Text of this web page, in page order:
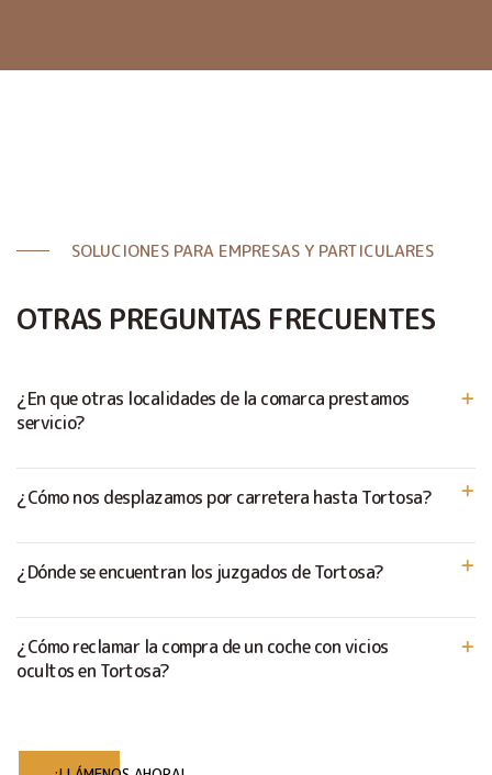
SOLUCIONES PARA EMPRESAS Y PARTICULARES
OTRAS PREGUNTAS FRECUENTES
¿En que otras localidades de la comarca prestamos
servicio?
¿Cómo nos desplazamos por carretera hasta Tortosa?
¿Dónde se encuentran los juzgados de Tortosa?
¿Cómo reclamar la compra de un coche con vicios
ocultos en Tortosa?